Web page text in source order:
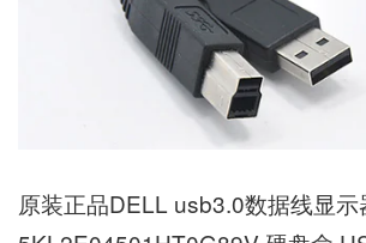
原装正品DELL usb3.0数据线显